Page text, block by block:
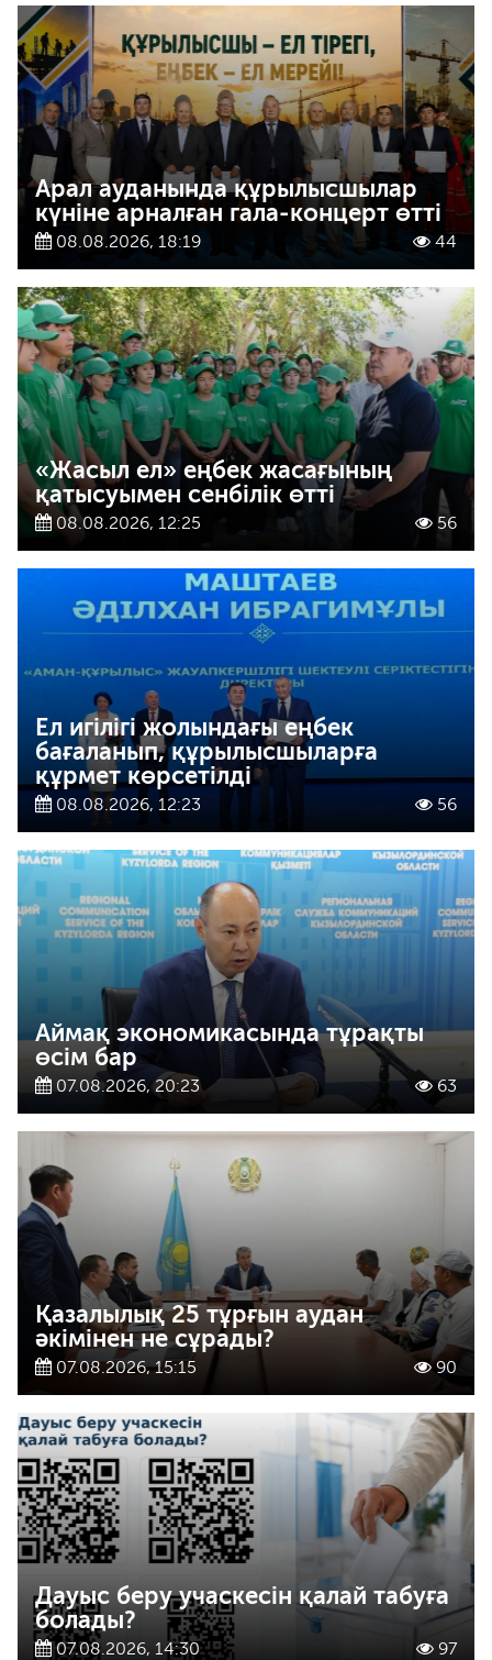
Арал ауданында құрылысшылар
күніне арналған гала-концерт өтті
08.08.2026, 18:19 44
«Жасыл ел» еңбек жасағының
қатысуымен сенбілік өтті
08.08.2026, 12:25 56
Ел игілігі жолындағы еңбек
бағаланып, құрылысшыларға
құрмет көрсетілді
08.08.2026, 12:23 56
Аймақ экономикасында тұрақты
өсім бар
07.08.2026, 20:23 63
Қазалылық 25 тұрғын аудан
әкімінен не сұрады?
07.08.2026, 15:15 90
Дауыс беру учаскесін қалай табуға
болады?
07.08.2026, 14:30 97